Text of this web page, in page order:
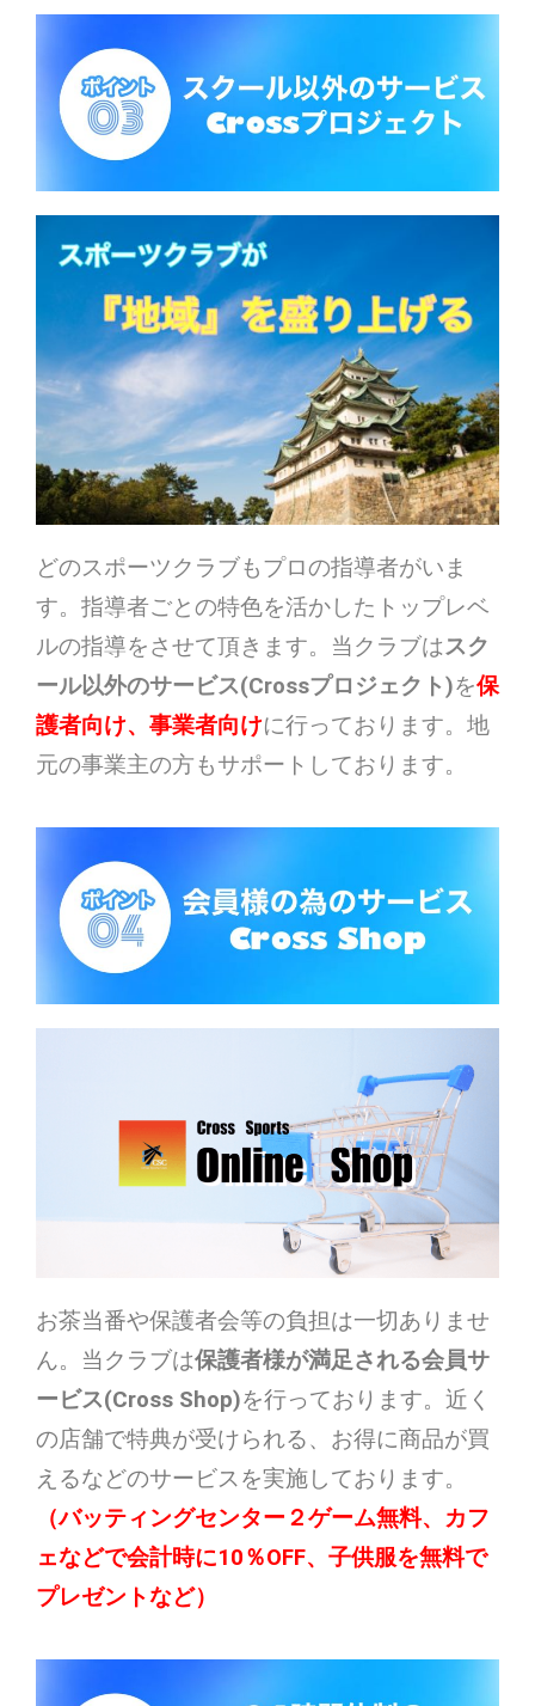
どのスポーツクラブもプロの指導者がいま
す。指導者ごとの特色を活かしたトップレベ
ルの指導をさせて頂きます。当クラブはスク
ール以外のサービス(Crossプロジェクト)を保
護者向け、事業者向けに行っております。地
元の事業主の方もサポートしております。
お茶当番や保護者会等の負担は一切ありませ
ん。当クラブは保護者様が満足される会員サ
ービス(Cross Shop)を行っております。近く
の店舗で特典が受けられる、お得に商品が買
えるなどのサービスを実施しております。
（バッティングセンター２ゲーム無料、カフ
ェなどで会計時に10％OFF、子供服を無料で
プレゼントなど）